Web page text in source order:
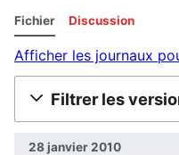
Fichier Discussion
Afficher les journaux
Filtrer les
28 janvier 2010